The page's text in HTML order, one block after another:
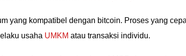
yang kompatibel dengan bitcoin. Proses yang
usaha UMKM atau transaksi individu.